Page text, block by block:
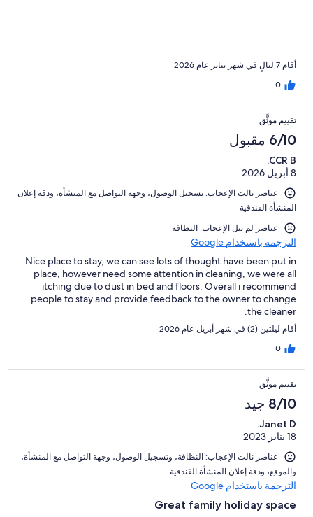
أقام 7 ليالٍ في شهر يناير عام 2026
0
تقييم موثَّق
6/10 مقبول
CCR B.
8 أبريل 2026
عناصر نالت الإعجاب: ⁦تسجيل الوصول⁩، و⁦جهة التواصل مع المنشأة⁩، و⁦دقة إعلان
المنشأة الفندقية⁩
عناصر لم تنل الإعجاب: النظافة
الترجمة باستخدام Google
Nice place to stay, we can see lots of thought have been put in
place, however need some attention in cleaning, we were all
itching due to dust in bed and floors. Overall i recommend
people to stay and provide feedback to the owner to change
the cleaner.
أقام ليلتين (2) في شهر أبريل عام 2026
0
تقييم موثَّق
8/10 جيد
Janet D.
18 يناير 2023
عناصر نالت الإعجاب: ⁦النظافة⁩، و⁦تسجيل الوصول⁩، و⁦جهة التواصل مع المنشأة⁩،
و⁦الموقع⁩، و⁦دقة إعلان المنشأة الفندقية⁩
الترجمة باستخدام Google
Great family holiday space